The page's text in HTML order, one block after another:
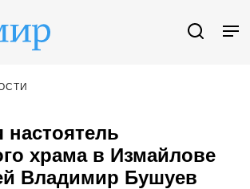
настоятель
храма в Измайлове
Владимир Бушуев